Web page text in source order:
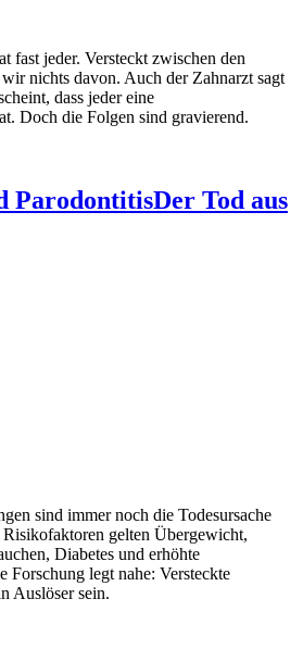
fast jeder. Versteckt zwischen den
nichts davon. Auch der Zahnarzt sagt
dass jeder eine
Doch die Folgen sind gravierend.
ParodontitisDer Tod aus
sind immer noch die Todesursache
gelten Übergewicht,
Diabetes und erhöhte
Forschung legt nahe: Versteckte
Auslöser sein.